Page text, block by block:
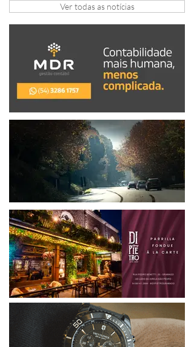
Ver todas as notícias